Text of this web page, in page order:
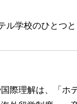
学校のひとつと
際理解は、「ホ